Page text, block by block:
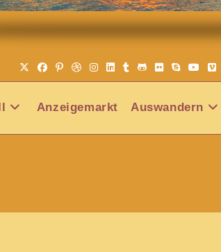
Anzeigemarkt Auswandern